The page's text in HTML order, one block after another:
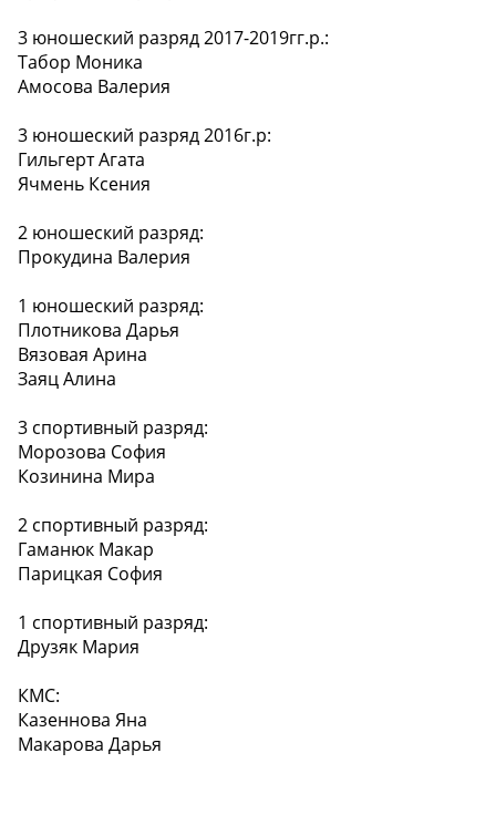
3 юношеский разряд 2017-2019гг.р.:
Табор Моника
Амосова Валерия
3 юношеский разряд 2016г.р:
Гильгерт Агата
Ячмень Ксения
2 юношеский разряд:
Прокудина Валерия
1 юношеский разряд:
Плотникова Дарья
Вязовая Арина
Заяц Алина
3 спортивный разряд:
Морозова София
Козинина Мира
2 спортивный разряд:
Гаманюк Макар
Парицкая София
1 спортивный разряд:
Друзяк Мария
КМС:
Казеннова Яна
Макарова Дарья